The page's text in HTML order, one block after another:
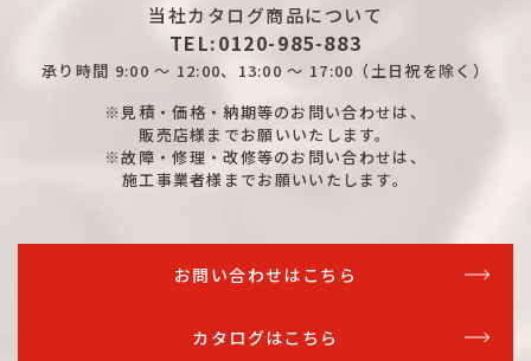
当社カタログ商品について
TEL:0120-985-883
承り時間 9:00 ～ 12:00、13:00 ～ 17:00 （土日祝を除く）
※見積・価格・納期等のお問い合わせは、
販売店様までお願いいたします。
※故障・修理・改修等のお問い合わせは、
施工事業者様までお願いいたします。
お問い合わせはこちら
カタログはこちら